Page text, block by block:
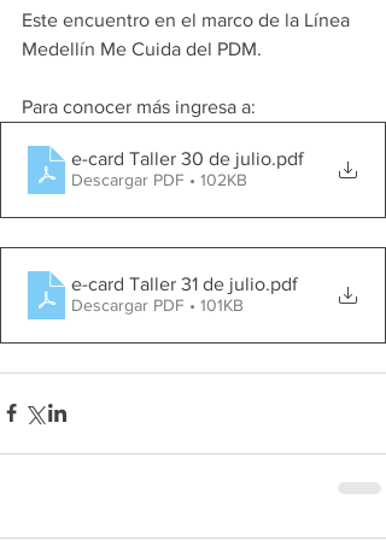
Este encuentro en el marco de la Línea
Medellín Me Cuida del PDM.
Para conocer más ingresa a:
e-card Taller 30 de julio.pdf
Descargar PDF • 102KB
e-card Taller 31 de julio.pdf
Descargar PDF • 101KB